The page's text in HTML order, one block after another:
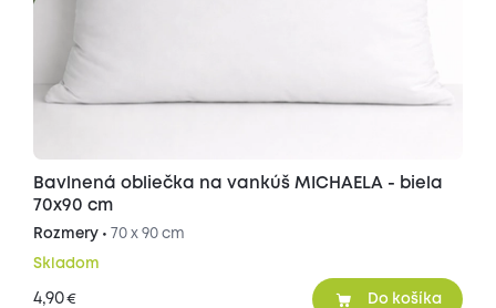
Bavlnená obliečka na vankúš MICHAELA - biela
70x90 cm
Rozmery • 70 x 90 cm
Skladom
4,90€ Do košíka